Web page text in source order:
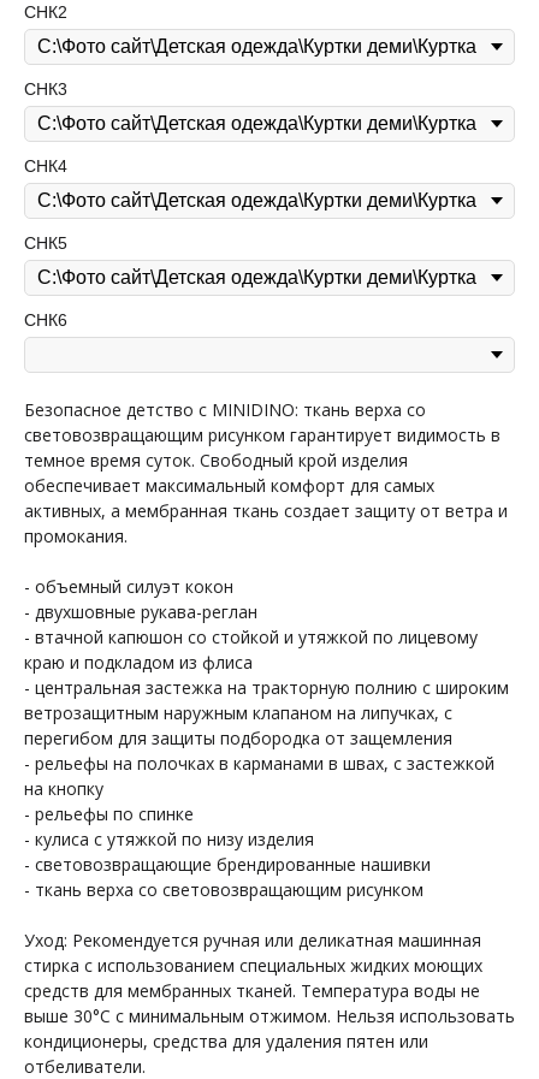
СНК2
СНК3
СНК4
СНК5
СНК6
Безопасное детство с MINIDINO: ткань верха со
световозвращающим рисунком гарантирует видимость в
темное время суток. Свободный крой изделия
обеспечивает максимальный комфорт для самых
активных, а мембранная ткань создает защиту от ветра и
промокания.
- объемный силуэт кокон
- двухшовные рукава-реглан
- втачной капюшон со стойкой и утяжкой по лицевому
краю и подкладом из флиса
- центральная застежка на тракторную полнию с широким
ветрозащитным наружным клапаном на липучках, с
перегибом для защиты подбородка от защемления
- рельефы на полочках в карманами в швах, с застежкой
на кнопку
- рельефы по спинке
- кулиса с утяжкой по низу изделия
- световозвращающие брендированные нашивки
- ткань верха со световозвращающим рисунком
Уход: Рекомендуется ручная или деликатная машинная
стирка с использованием специальных жидких моющих
средств для мембранных тканей. Температура воды не
выше 30°С с минимальным отжимом. Нельзя использовать
кондиционеры, средства для удаления пятен или
отбеливатели.